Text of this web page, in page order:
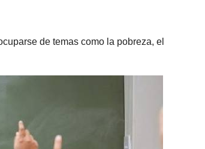
de temas como la pobreza, el